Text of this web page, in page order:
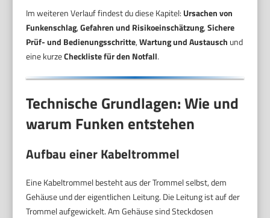
Im weiteren Verlauf findest du diese Kapitel: Ursachen von
Funkenschlag,Gefahren und Risikoeinschätzung,Sichere
Prüf- und Bedienungsschritte,Wartung und Austausch und
eine kurzeCheckliste für den Notfall.
Technische Grundlagen: Wie und
warum Funken entstehen
Aufbau einer Kabeltrommel
Eine Kabeltrommel besteht aus der Trommel selbst, dem
Gehäuse und der eigentlichen Leitung. Die Leitung ist auf der
Trommel aufgewickelt. Am Gehäuse sind Steckdosen